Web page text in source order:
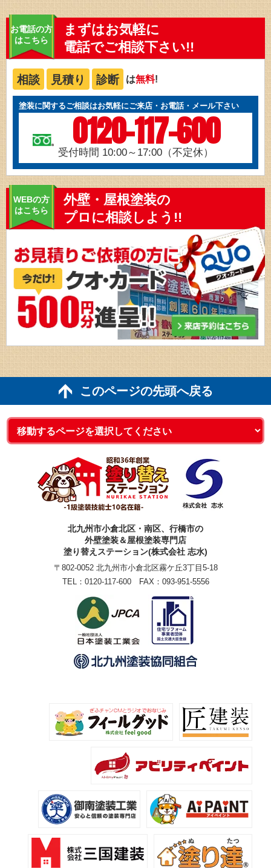
お電話の方
はこちら
まずはお気軽に
電話でご相談下さい!!
相談 見積り 診断 は無料!
塗装に関するご相談はお気軽にご来店・お電話・メール下さい
0120-117-600
受付時間 10:00～17:00（不定休）
WEBの方
はこちら
外壁・屋根塗装の
プロに相談しよう!!
このページの先頭へ戻る
北九州市小倉北区・南区、行橋市の
外壁塗装＆屋根塗装専門店
塗り替えステーション(株式会社 志水)
〒802-0052 北九州市小倉北区霧ケ丘3丁目5-18
TEL： 0120-117-600FAX：093-951-5556